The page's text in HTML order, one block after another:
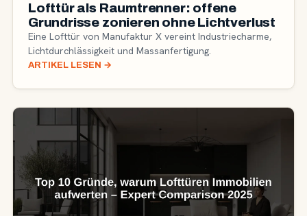
Lofttür als Raumtrenner: offene
Grundrisse zonieren ohne Lichtverlust
Eine Lofttür von Manufaktur X vereint Industriecharme,
Lichtdurchlässigkeit und Massanfertigung.
ARTIKEL LESEN →